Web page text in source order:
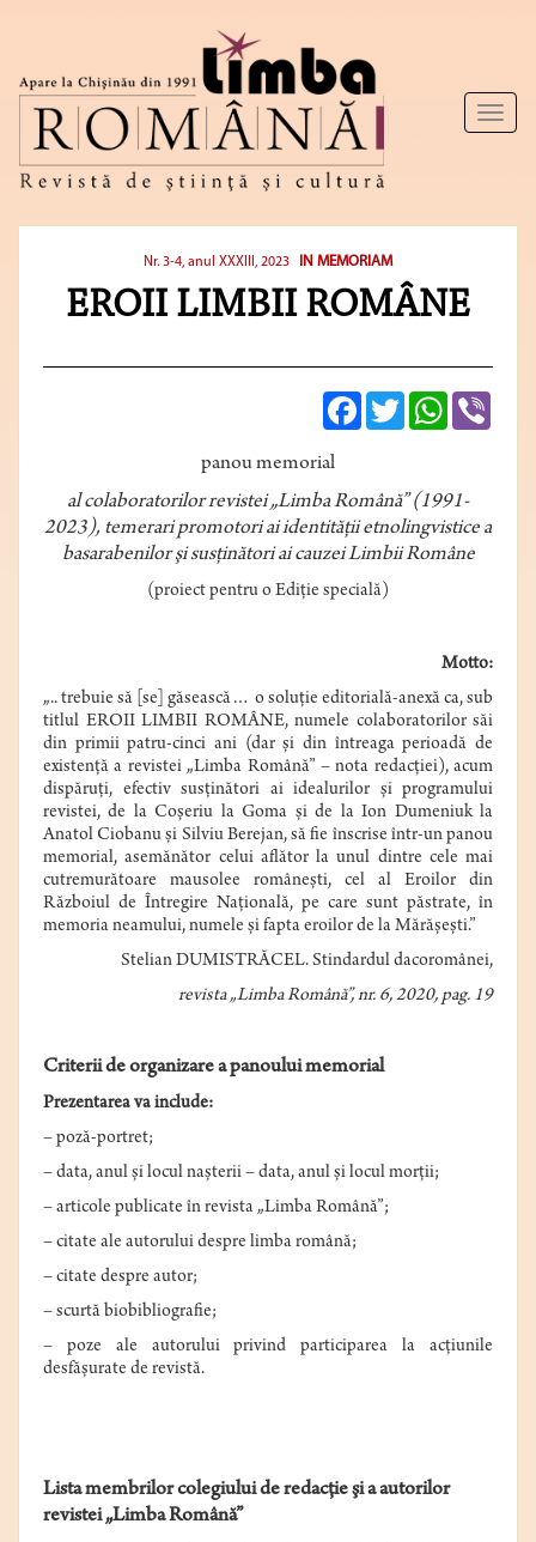
Toggle
Nr. 3-4, anul XXXIII, 2023 IN MEMORIAM
EROII LIMBII ROMÂNE
FacebookTwitterWhatsApp
panou memorial
al colaboratorilor revistei „Limba Română” (1991-
2023), temerari promotori ai identităţii etnolingvistice a
basarabenilor şi susţinători ai cauzei Limbii Române
(proiect pentru o Ediţie specială)
Motto:
„.. trebuie să [se] găsească… o soluţie editorială-anexă ca, sub
titlul EROII LIMBII ROMÂNE, numele colaboratorilor săi
din primii patru-cinci ani (dar şi din întreaga perioadă de
existenţă a revistei „Limba Română” – nota redacţiei), acum
dispăruţi, efectiv susţinători ai idealurilor şi programului
revistei, de la Coşeriu la Goma şi de la Ion Dumeniuk la
Anatol Ciobanu şi Silviu Berejan, să fie înscrise într-un panou
memorial, asemănător celui aflător la unul dintre cele mai
cutremurătoare mausolee româneşti, cel al Eroilor din
Războiul de Întregire Naţională, pe care sunt păstrate, în
memoria neamului, numele şi fapta eroilor de la Mărăşeşti.”
Stelian DUMISTRĂCEL. Stindardul dacoromânei,
revista „Limba Română”, nr. 6, 2020, pag. 19
Criterii de organizare a panoului memorial
Prezentarea va include:
– poză-portret;
– data, anul şi locul naşterii – data, anul şi locul morţii;
– articole publicate în revista „Limba Română”;
– citate ale autorului despre limba română;
– citate despre autor;
– scurtă biobibliografie;
– poze ale autorului privind participarea la acţiunile
desfăşurate de revistă.
Lista membrilor colegiului de redacţieşi a autorilor
revistei „Limba Română”